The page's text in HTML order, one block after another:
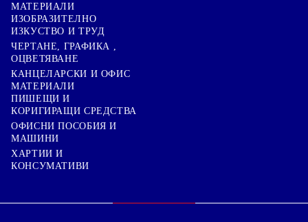
МАТЕРИАЛИ
ИЗОБРАЗИТЕЛНО
ИЗКУСТВО И ТРУД
ЧЕРТАНЕ, ГРАФИКА ,
ОЦВЕТЯВАНЕ
КАНЦЕЛАРСКИ И ОФИС
МАТЕРИАЛИ
ПИШЕЩИ И
КОРИГИРАЩИ СРЕДСТВА
ОФИСНИ ПОСОБИЯ И
МАШИНИ
ХАРТИИ И
КОНСУМАТИВИ